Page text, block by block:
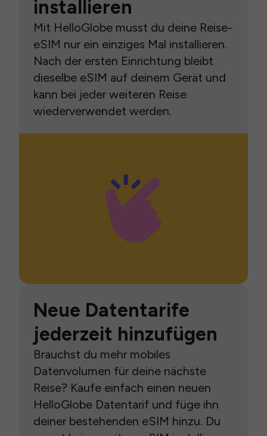
installieren
Mit HelloGlobe musst du deine Reise-
eSIM nur ein einziges Mal installieren.
Nach der ersten Einrichtung bleibt
dieselbe eSIM auf deinem Gerät und
kann bei jeder weiteren Reise
wiederverwendet werden.
Neue Datentarife
jederzeit hinzufügen
Brauchst du mehr mobiles
Datenvolumen für deine nächste
Reise? Kaufe einfach einen neuen
HelloGlobe Datentarif und füge ihn
deiner bestehenden eSIM hinzu. Du